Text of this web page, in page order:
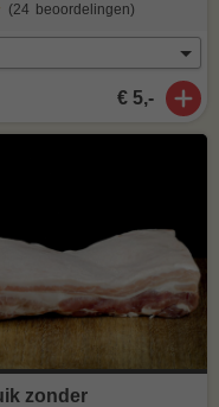
(24 beoordelingen)
€ 5,-
zonder